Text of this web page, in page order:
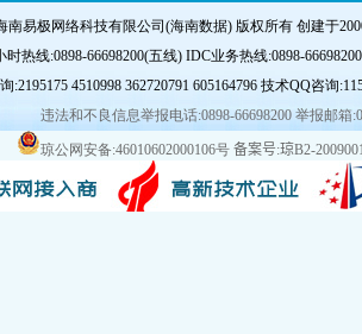
南易极网络科技有限公司(海南数据) 版权所有 创建于
时热线:0898-66698200(五线) IDC业务热线:0898-
:2195175 4510998 362720791 605164796 技术QQ咨询:
违法和不良信息举报电话:0898-66698200 举报邮箱
琼公网安备:46010602000106号 备案号:琼B2-